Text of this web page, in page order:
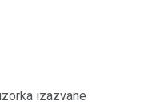
izazvane